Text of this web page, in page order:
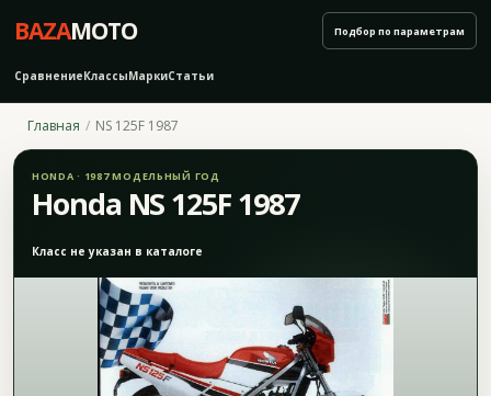
BAZAMOTO
СравнениеКлассыМаркиСтатьи
Подбор по параметрам
Главная NS 125F 1987
HONDA · 1987 МОДЕЛЬНЫЙ ГОД
Honda NS 125F 1987
Класс не указан в каталоге